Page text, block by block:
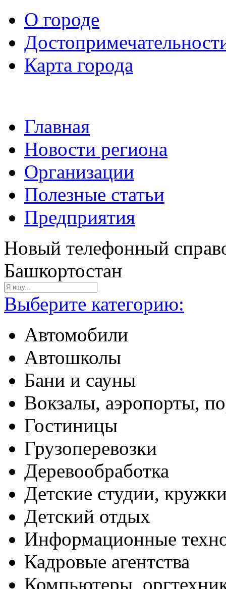
О городе
Карта города
Главная
Новости региона
Организации
Полезные статьи
Предприятия
Новый телефонный
Башкортостан
Выберите категорию:
Автомобили
Автошколы
Бани и сауны
Вокзалы, аэропорты,
Гостиницы
Грузоперевозки
Деревообработка
Детские студии,
Детский отдых
Информационные
Кадровые агентства
Компьютеры,